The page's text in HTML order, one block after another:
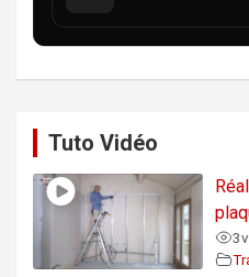
Tuto Vidéo
3